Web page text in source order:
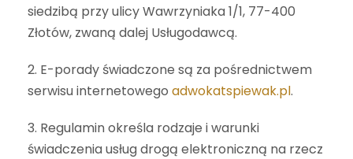
siedzibą przy ulicy Wawrzyniaka 1/1, 77-400
Złotów, zwaną dalej Usługodawcą.
2. E-porady świadczone są za pośrednictwem
serwisu internetowego adwokatspiewak.pl.
3. Regulamin określa rodzaje i warunki
świadczenia usług drogą elektroniczną na rzecz